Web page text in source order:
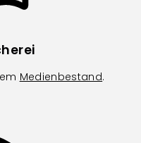
Medienbestand.